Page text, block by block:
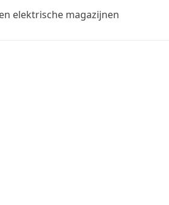
elektrische magazijnen